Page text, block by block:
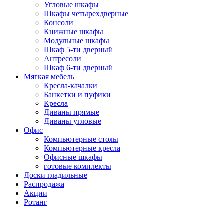
Угловые шкафы
Шкафы четырехдверные
Консоли
Книжные шкафы
Модульные шкафы
Шкаф 5-ти дверный
Антресоли
Шкаф 6-ти дверный
Мягкая мебель
Кресла-качалки
Банкетки и пуфики
Кресла
Диваны прямые
Диваны угловые
Офис
Компьютерные столы
Компьютерные кресла
Офисные шкафы
готовые комплекты
Доски гладильные
Распродажа
Акции
Ротанг